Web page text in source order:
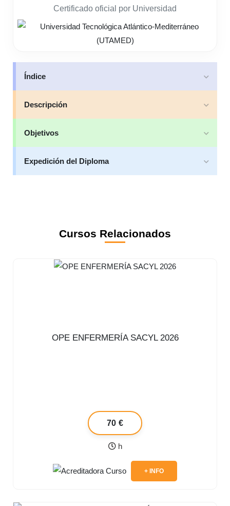
Certificado oficial por Universidad
Índice
Descripción
Objetivos
Expedición del Diploma
Cursos Relacionados
OPE ENFERMERÍA SACYL 2026
70 €
h
+ INFO